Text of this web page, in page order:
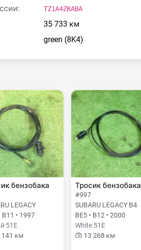
TZ1A4ZKABA
35 733 км
green (8K4)
бензобака
LEGACY
B11 • 1997
51E
141 км
Тросик бензобака
#997
SUBARU LEGACY B4
BE5 • B12 • 2000
White 51E
13 268 км